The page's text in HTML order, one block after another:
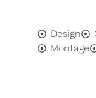
Design
Montage